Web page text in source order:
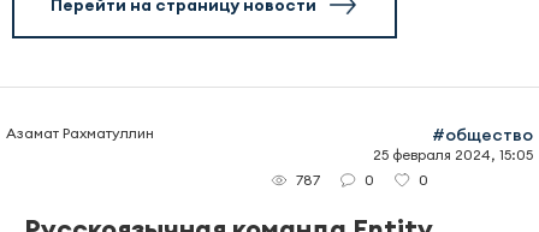
Перейти на страницу новости
Азамат Рахматуллин #общество
25 февраля 2024, 15:05
787
0 0